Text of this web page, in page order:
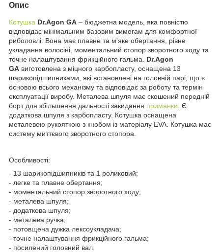
Опис
Котушка Dr.Agon GA – бюджетна модель, яка повністю
відповідає мінімальним базовим вимогам для комфортної
риболовлі. Вона має плавне та м'яке обертання, рівне
укладання волосіні, моментальний стопор зворотного ходу та
точне налаштування фрикційного гальма. Dr.Agon
GA виготовлена з міцного карбопласту, оснащена 13
шарикопідшипниками, які встановлені на головній парі, що є
основою всього механізму та відповідає за роботу та термін
експлуатації виробу. Металева шпуля має скошений передній
борт для збільшення дальності закидання приманки . Є
додаткова шпуля з карбопласту. Котушка оснащена
металевою рукояткою з кнобом із матеріалу EVA. Котушка має
систему миттєвого зворотного стопора.
Особливості:
- 13 шарикопідшипників та 1 роликовий;
- легке та плавне обертання;
- моментальний стопор зворотного ходу;
- металева шпуля;
- додаткова шпуля;
- металева ручка;
- потовщена дужка лексоукладача;
- точне налаштування фрикційного гальма;
- посилений головний вал.